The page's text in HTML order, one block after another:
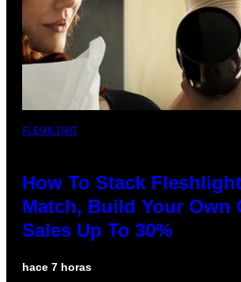
FLESHLIGHT
How To Stack
Match, Build Your Own
Sales Up To 30%
hace 7 horas